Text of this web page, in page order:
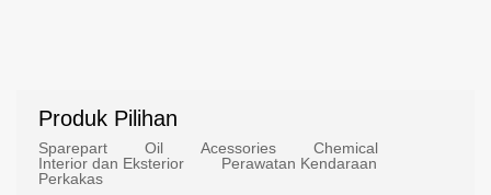
Produk Pilihan
Sparepart Oil Acessories
Chemical
Interior dan Eksterior
Perawatan Kendaraan
Perkakas